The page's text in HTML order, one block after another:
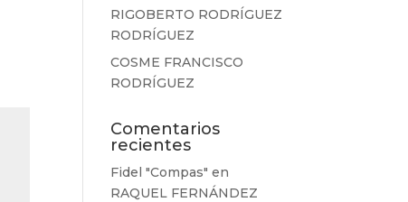
RIGOBERTO RODRÍGUEZ
RODRÍGUEZ
COSME FRANCISCO
RODRÍGUEZ
Comentarios
recientes
Fidel "Compas" en
RAQUEL FERNÁNDEZ